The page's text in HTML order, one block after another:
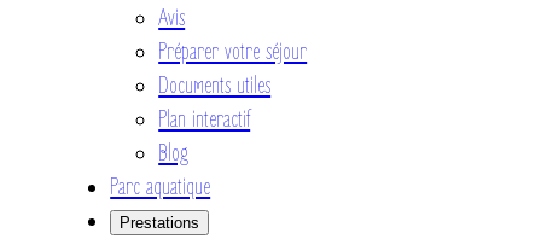
Avis
Préparer votre séjour
Documents utiles
Plan interactif
Blog
Parc aquatique
Prestations